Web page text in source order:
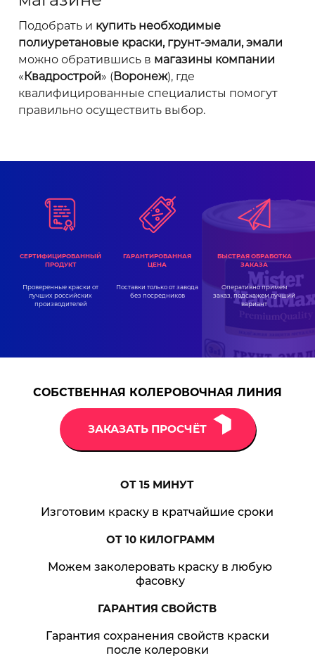
Подобрать и купить необходимые
полиуретановые краски, грунт-эмали, эмали
можно обратившись в магазины компании
« Квадрострой» (Воронеж), где
квалифицированные специалисты помогут
правильно осуществить выбор.
СЕРТИФИЦИРОВАННЫЙ
ПРОДУКТ
Проверенные краски от
лучших российских
производителей
ГАРАНТИРОВАННАЯ
ЦЕНА
Поставки только от завода
без посредников
БЫСТРАЯ ОБРАБОТКА
ЗАКАЗА
Оперативно примем
заказ, подскажем лучший
вариант
СОБСТВЕННАЯ КОЛЕРОВОЧНАЯ ЛИНИЯ
ЗАКАЗАТЬ ПРОСЧЁТ
ОТ 15 МИНУТ
Изготовим краску в кратчайшие сроки
ОТ 10КИЛОГРАММ
Можем заколеровать краску в любую
фасовку
ГАРАНТИЯ СВОЙСТВ
Гарантия сохранения свойств краски
после колеровки